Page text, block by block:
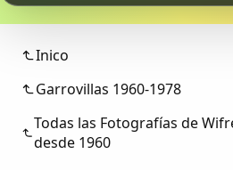
Colaboradores
AlkoTV
Inico
Garrovillas 1960-1978
Todas las Fotografías de
desde 1960